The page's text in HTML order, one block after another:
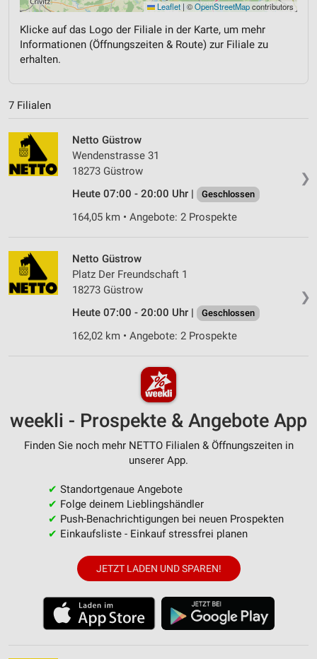
Leaflet | ©OpenStreetMapcontributors
Klicke auf das Logo der Filiale in der Karte, um mehr
Informationen (Öffnungszeiten & Route) zur Filiale zu
erhalten.
7 Filialen
❯
Netto Güstrow
Wendenstrasse 31
18273 Güstrow
Heute 07:00 - 20:00 Uhr |
Geschlossen
164,05 km • Angebote: 2 Prospekte
❯
Netto Güstrow
Platz Der Freundschaft 1
18273 Güstrow
Heute 07:00 - 20:00 Uhr |
Geschlossen
162,02 km • Angebote: 2 Prospekte
weekli - Prospekte & Angebote App
Finden Sie noch mehr NETTO Filialen & Öffnungszeiten in
unserer App.
✔ Standortgenaue Angebote
✔ Folge deinem Lieblingshändler
✔ Push-Benachrichtigungen bei neuen Prospekten
✔ Einkaufsliste - Einkauf stressfrei planen
JETZT LADEN UND SPAREN!